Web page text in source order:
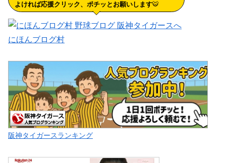
よければ応援クリック、ポチッとお願いします🐯
にほんブログ村
阪神タイガースランキング